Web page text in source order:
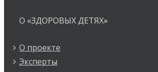
О «ЗДОРОВЫХ ДЕТЯХ»
О проекте
Эксперты